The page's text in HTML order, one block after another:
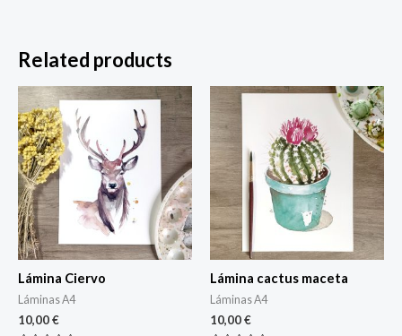
Related products
Lámina Ciervo
Láminas A4
10,00€
Lámina cactus maceta
Láminas A4
10,00€